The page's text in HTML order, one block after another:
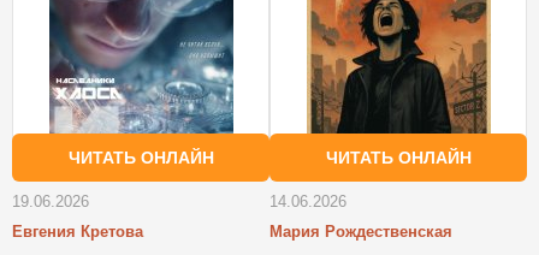
ЧИТАТЬ ОНЛАЙН
19.06.2026
Евгения Кретова
ЧИТАТЬ ОНЛАЙН
14.06.2026
Мария Рождественская